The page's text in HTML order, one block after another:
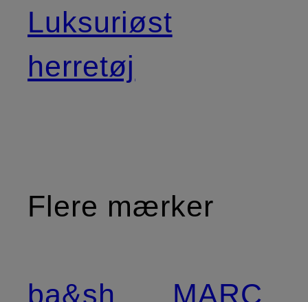
Luksuriøst
herretøj
Flere mærker
ba&sh MARC